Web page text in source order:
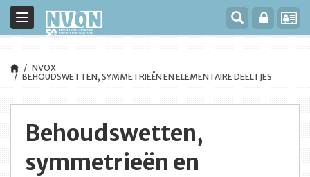
Toggle
navigation
NVOX
BEHOUDSWETTEN, SYMMETRIEËN EN ELEMENTAIRE DEELTJES
Behoudswetten,
symmetrieën en